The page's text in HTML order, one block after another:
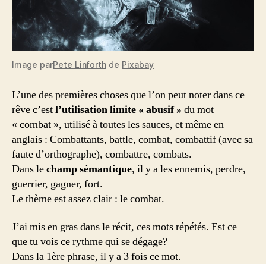
Image parPete Linforth de Pixabay
L’une des premières choses que l’on peut noter dans ce
rêve c’estl’utilisation limite « abusif » du mot
« combat », utilisé à toutes les sauces, et même en
anglais : Combattants, battle, combat, combattif (avec sa
faute d’orthographe), combattre, combats.
Dans lechamp sémantique, il y a les ennemis, perdre,
guerrier, gagner, fort.
Le thème est assez clair : le combat.
J’ai mis en gras dans le récit, ces mots répétés. Est ce
que tu vois ce rythme qui se dégage?
Dans la 1ère phrase, il y a 3 fois ce mot.